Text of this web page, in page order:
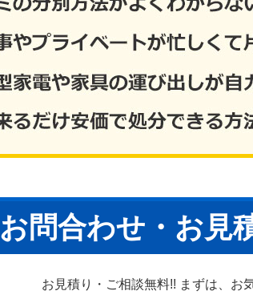
お問合わせ・お見
お見積り・ご相談無料!! まずは、お